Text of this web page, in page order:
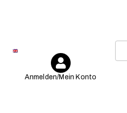
Anmelden/Mein Konto